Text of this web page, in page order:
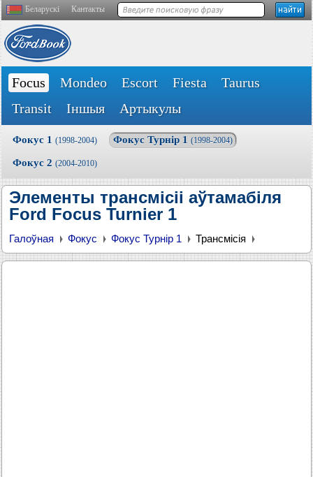
Беларускі Кантакты
Focus Mondeo Escort Fiesta
Taurus
Transit
Іншыя Артыкулы
Фокус 1 (1998-2004) Фокус Турнір 1 (1998-2004)
Фокус 2 (2004-2010)
Элементы трансмісіі аўтамабіля
Ford Focus Turnier 1
Галоўная Фокус Фокус Турнір 1 Трансмісія